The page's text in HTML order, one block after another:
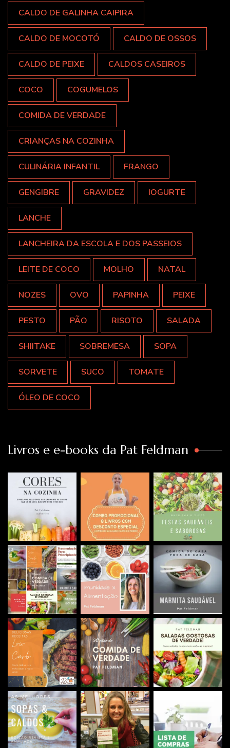
CALDO DE GALINHA CAIPIRA
CALDO DE MOCOTÓ CALDO DE OSSOS
CALDO DE PEIXE CALDOS CASEIROS
COCO COGUMELOS
COMIDA DE VERDADE
CRIANÇAS NA COZINHA
CULINÁRIA INFANTIL FRANGO
GENGIBRE GRAVIDEZ IOGURTE
LANCHE
LANCHEIRA DA ESCOLA E DOS PASSEIOS
LEITE DE COCO MOLHO NATAL
NOZES OVO PAPINHA PEIXE
PESTO PÃO RISOTO SALADA
SHIITAKE SOBREMESA SOPA
SORVETE SUCO TOMATE
ÓLEO DE COCO
Livros e e-books da Pat Feldman